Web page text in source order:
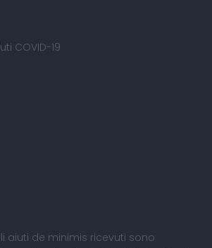
COVID-19
aiuti de minimis ricevuti sono